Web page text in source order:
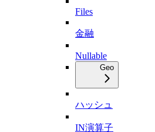
Files
金融
Nullable
Geo
ハッシュ
IN演算子